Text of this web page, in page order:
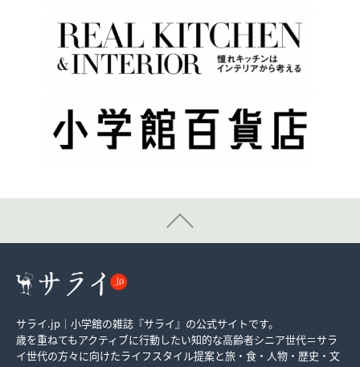
サライ.jp｜小学館の雑誌『サライ』の公式サイトです。
歳を重ねてもアクティブに行動したい知的な高齢者シニア世代＝サラ
イ世代の方々に向けたライフスタイル提案と旅・食・人物・歴史・文